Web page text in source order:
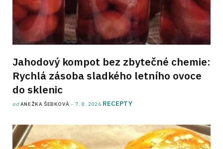
Jahodový kompot bez zbytečné chemie:
Rychlá zásoba sladkého letního ovoce
do sklenic
odANEŽKA ŠEBKOVÁ 7. 8. 2026 RECEPTY